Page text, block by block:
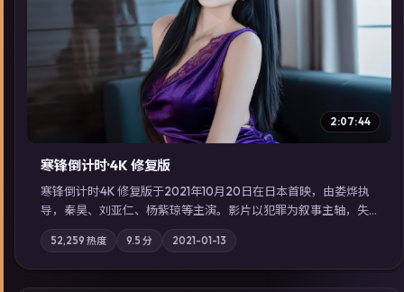
▶
2:07:44
寒锋倒计时·4K 修复版
寒锋倒计时·4K 修复版于2021年10月20日在日本首映，由娄烨执
导，秦昊、刘亚仁、杨紫琼等主演。影片以犯罪为叙事主轴，失
踪人口档案牵出跨国灰色产业链；摄影与配乐强化地域气质；站
内亦可通过「国产免费观看高清电视剧在线看」延展检索同类型
高分佳作，畅享高清在线追剧体验。
52,259 热度 9.5 分 2021-01-13